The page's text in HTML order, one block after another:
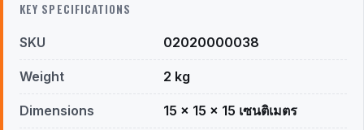
KEY SPECIFICATIONS
SKU 02020000038
Weight 2 kg
Dimensions 15 × 15 × 15 เซนติเมตร